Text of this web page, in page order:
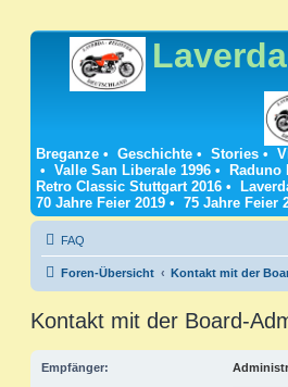
Laverda
Breganze • Geschichte • Stories •
• Valle San Liberale 1996 • Raduno
Retro Classic Stuttgart 2016 •
70 Jahre Feier 2019 • 75 Jahre Feier
FAQ
Foren-Übersicht Kontakt mit der
Kontakt mit der Board-
Empfänger: